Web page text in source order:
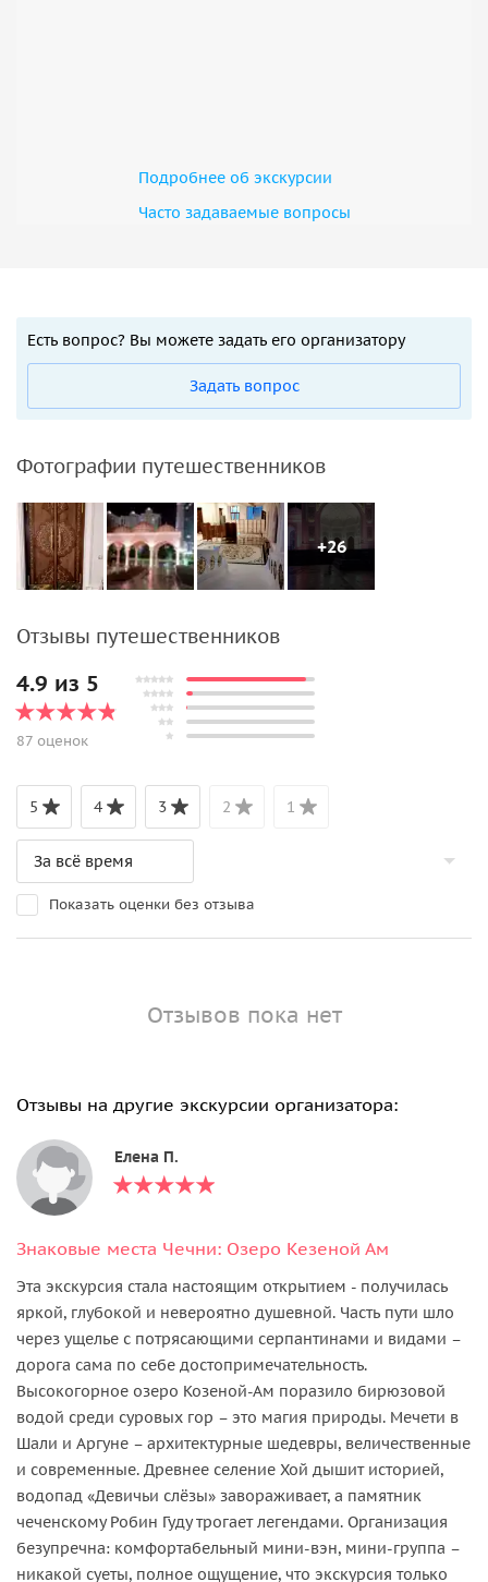
Подробнее об экскурсии
Часто задаваемые вопросы
Есть вопрос? Вы можете задать его организатору
Задать вопрос
Фотографии путешественников
+26
Отзывы путешественников
4.9 из 5
87 оценок
5 4 3 2 1
Показать оценки без отзыва
Отзывов пока нет
Отзывы на другие экскурсии организатора:
Елена П.
Знаковые места Чечни: Озеро Кезеной Ам
Эта экскурсия стала настоящим открытием - получилась
яркой, глубокой и невероятно душевной. Часть пути шло
через ущелье с потрясающими серпантинами и видами –
дорога сама по себе достопримечательность.
Высокогорное озеро Козеной-Ам поразило бирюзовой
водой среди суровых гор – это магия природы. Мечети в
Шали и Аргуне – архитектурные шедевры, величественные
и современные. Древнее селение Хой дышит историей,
водопад «Девичьи слёзы» завораживает, а памятник
чеченскому Робин Гуду трогает легендами. Организация
безупречна: комфортабельный мини-вэн, мини-группа –
никакой суеты, полное ощущение, что экскурсия только